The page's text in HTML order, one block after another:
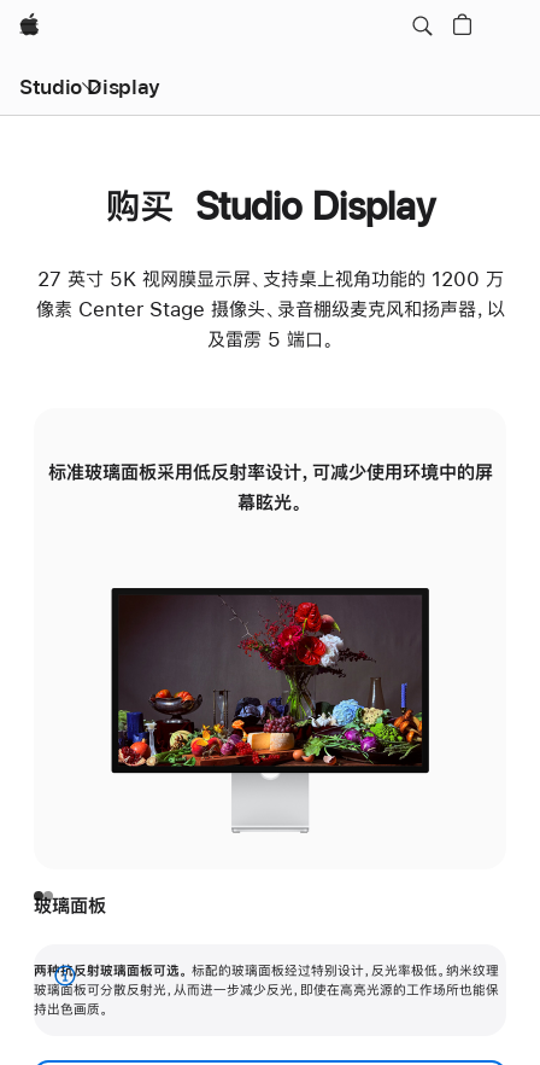
Apple
Studio Display
购买 Studio Display
27 英寸 5K 视网膜显示屏、支持桌上视角功能的 1200 万
像素 Center Stage 摄像头、录音棚级麦克风和扬声器，以
及雷雳 5 端口。
标准玻璃面板采用低反射率设计，可减少使用环境中的屏
幕眩光。
玻璃面板
两种抗反射玻璃面板可选。 标配的玻璃面板经过特别设计，反光率极低。纳米纹理
玻璃面板可分散反射光，从而进一步减少反光，即使在高亮光源的工作场所也能保
持出色画质。
展
开